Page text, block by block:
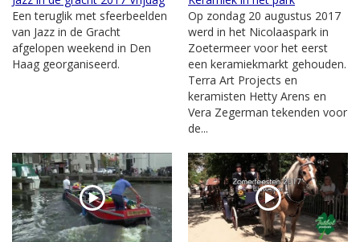
Een teruglik met sfeerbeelden
van Jazz in de Gracht
afgelopen weekend in Den
Haag georganiseerd.
Op zondag 20 augustus 2017
werd in het Nicolaaspark in
Zoetermeer voor het eerst
een keramiekmarkt gehouden.
Terra Art Projects en
keramisten Hetty Arens en
Vera Zegerman tekenden voor
de...